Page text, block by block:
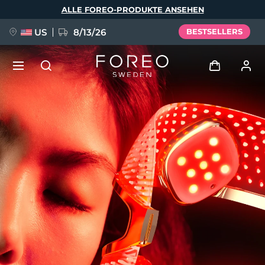
ALLE FOREO-PRODUKTE ANSEHEN
US 8/13/26 BESTSELLERS
Anmelden
Benutzerkonto
Meine Geräte
Meine Bestellungen
Meine Adressen
Meine Abonnements
NEU
FAQ™ Pure Beauty-Tech Elixir
BREAKING NEWS
issa™ Teeth Whitening Set
Sprache
English Deutsch
Español
Français
Italiano
Português
Polski
Svenska
Русский
Türkçe
简体中文 繁體中文